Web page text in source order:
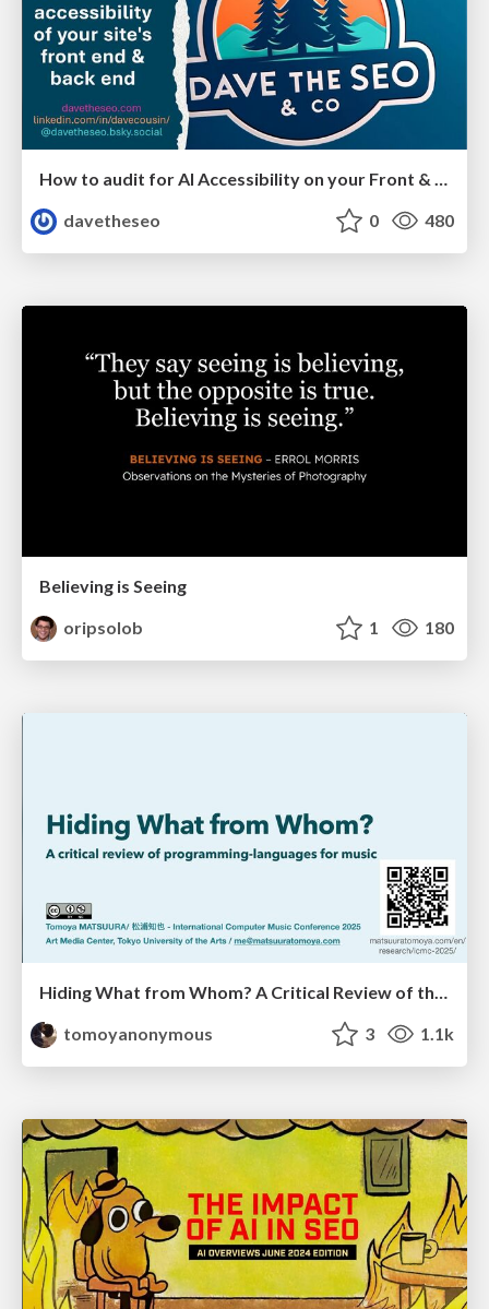
How to audit for AI Accessibility on your Front & Back End
davetheseo
0 480
Believing is Seeing
oripsolob
1 180
Hiding What from Whom? A Critical Review of the History of Programming languages for Music
tomoyanonymous
3 1.1k